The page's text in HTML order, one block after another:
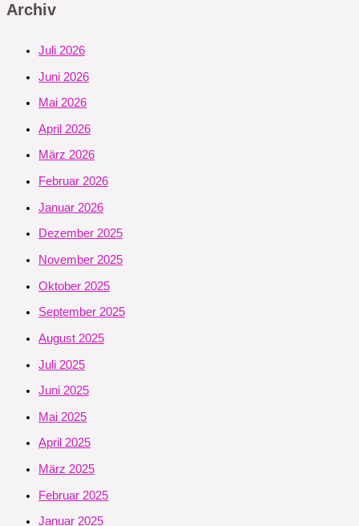
Archiv
Juli 2026
Juni 2026
Mai 2026
April 2026
März 2026
Februar 2026
Januar 2026
Dezember 2025
November 2025
Oktober 2025
September 2025
August 2025
Juli 2025
Juni 2025
Mai 2025
April 2025
März 2025
Februar 2025
Januar 2025